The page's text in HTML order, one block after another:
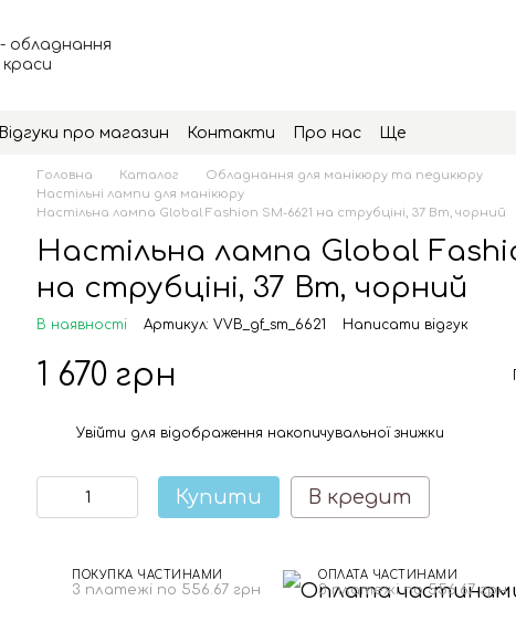
Відгуки про магазин Контакти Про нас Ще
Головна Каталог
Обладнання для манікюру та педикюру
Настільні лампи для манікюру
Настільна лампа Global Fashion SM-6621 на струбціні, 37 Вт, чорний
Настільна лампа Global
на струбціні, 37 Вт, чорний
В наявності Артикул: VVB_gf_sm_6621 Написати відгук
1 670 грн
Увійти для відображення накопичувальної знижки
Купити В кредит
ПОКУПКА ЧАСТИНАМИ
3 платежі по 556.67 грн
ОПЛАТА ЧАСТИНАМИ
3 платежі по 556.67 грн